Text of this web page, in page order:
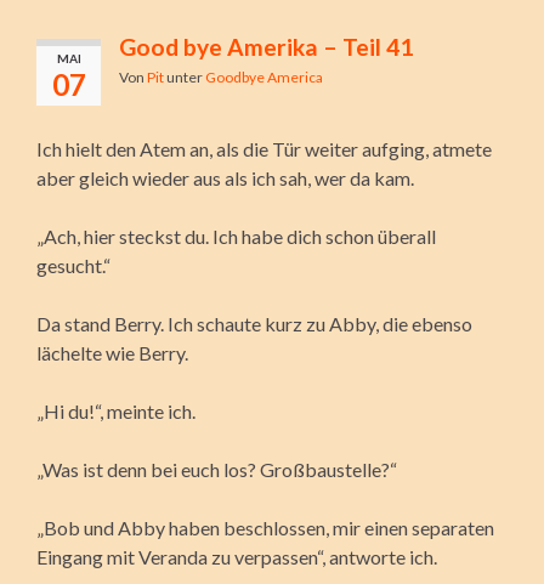
MAI
07
Good bye Amerika – Teil 41
Von Pitunter Goodbye America
Ich hielt den Atem an, als die Tür weiter aufging, atmete
aber gleich wieder aus als ich sah, wer da kam.
„Ach, hier steckst du. Ich habe dich schon überall
gesucht.“
Da stand Berry. Ich schaute kurz zu Abby, die ebenso
lächelte wie Berry.
„Hi du!“, meinte ich.
„Was ist denn bei euch los? Großbaustelle?“
„Bob und Abby haben beschlossen, mir einen separaten
Eingang mit Veranda zu verpassen“, antworte ich.